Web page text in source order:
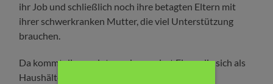
ihr Job und schließlich noch ihre betagten Eltern mit
ihrer schwerkranken Mutter, die viel Unterstützung
brauchen.
Da kommt die resolute und engagiert Elyse, die sich als
Haushälterin vorstellt, genau recht.